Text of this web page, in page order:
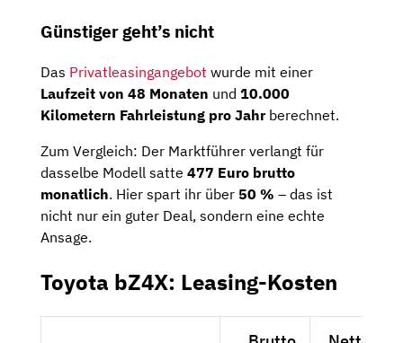
Günstiger geht’s nicht
Das Privatleasingangebot wurde mit einer
Laufzeit von 48 Monaten und 10.000
Kilometern Fahrleistung pro Jahrberechnet.
Zum Vergleich: Der Marktführer verlangt für
dasselbe Modell satte 477 Euro brutto
monatlich. Hier spart ihr über 50 % – das ist
nicht nur ein guter Deal, sondern eine echte
Ansage.
Toyota bZ4X: Leasing-Kosten